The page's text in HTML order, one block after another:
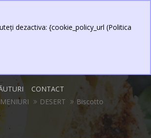
dezactiva: {cookie_policy_url (Politica
CONTACT
MENIURI DESERT Biscotto